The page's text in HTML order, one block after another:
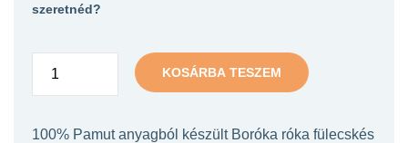
szeretnéd?
KOSÁRBA TESZEM
100% Pamut anyagból készült Boróka róka fülecskés